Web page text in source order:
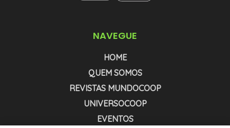
NAVEGUE
HOME
QUEM SOMOS
REVISTAS MUNDOCOOP
UNIVERSOCOOP
EVENTOS